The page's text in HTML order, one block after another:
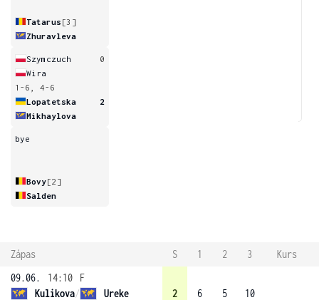
Tatarus [3]
Zhuravleva
Szymczuch
0
Wira
1-6, 4-6
Lopatetska
2
Mikhaylova
bye
Bovy[2]
Salden
Zápas S 1 2 3
Kurs
09.06.
14:10
F
Kulikova/
Ureke
2
6
5
10